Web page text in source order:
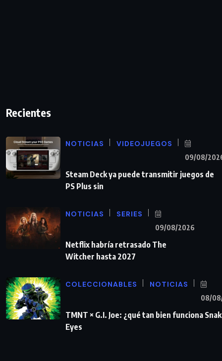
Recientes
NOTICIAS VIDEOJUEGOS
09/08/
Steam Deck ya puede transmitir juegos de
PS Plus sin
NOTICIAS SERIES
09/08/2026
Netflix habría retrasado The
Witcher hasta 2027
COLECCIONABLES NOTICIAS
08/
TMNT × G.I. Joe: ¿qué tan bien funciona
Eyes